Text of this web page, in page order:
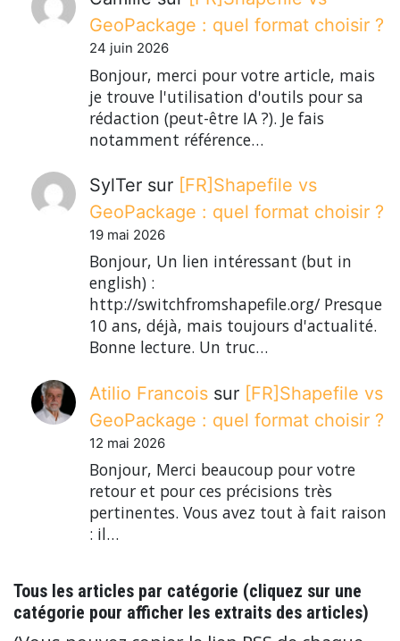
GeoPackage : quel format choisir ?
24 juin 2026
Bonjour, merci pour votre article, mais
je trouve l'utilisation d'outils pour sa
rédaction (peut-être IA ?). Je fais
notamment référence…
SylTer sur [FR]Shapefile vs
GeoPackage : quel format choisir ?
19 mai 2026
Bonjour, Un lien intéressant (but in
english) :
http://switchfromshapefile.org/ Presque
10 ans, déjà, mais toujours d'actualité.
Bonne lecture. Un truc…
Atilio Francois sur [FR]Shapefile vs
GeoPackage : quel format choisir ?
12 mai 2026
Bonjour, Merci beaucoup pour votre
retour et pour ces précisions très
pertinentes. Vous avez tout à fait raison
: il…
Tous les articles par catégorie (cliquez sur une
catégorie pour afficher les extraits des articles)